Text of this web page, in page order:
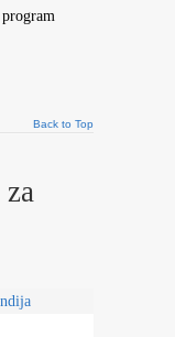
Back to Top